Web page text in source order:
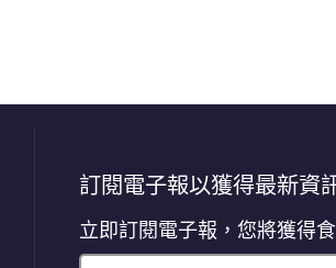
訂閱電子報以獲得最新資
立即訂閱電子報，您將獲得